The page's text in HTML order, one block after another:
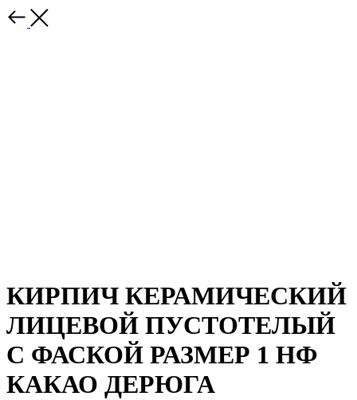
КИРПИЧ КЕРАМИЧЕСКИЙ
ЛИЦЕВОЙ ПУСТОТЕЛЫЙ
С ФАСКОЙ РАЗМЕР 1 НФ
КАКАО ДЕРЮГА